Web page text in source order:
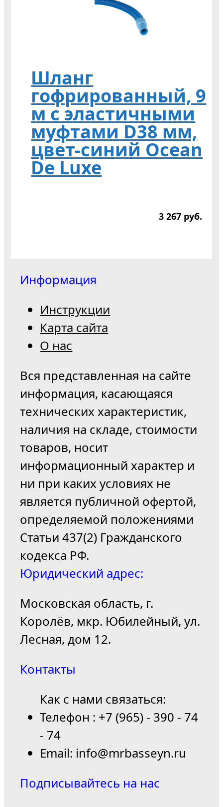
Шланг
гофрированный, 9
м с эластичными
муфтами D38 мм,
цвет-синий Ocean
De Luxe
3 267 руб.
Информация
Инструкции
Карта сайта
О нас
Вся представленная на сайте
информация, касающаяся
технических характеристик,
наличия на складе, стоимости
товаров, носит
информационный характер и
ни при каких условиях не
является публичной офертой,
определяемой положениями
Статьи 437(2) Гражданского
кодекса РФ.
Юридический адрес:
Московская область, г.
Королёв, мкр. Юбилейный, ул.
Лесная, дом 12.
Контакты
Как с нами связаться:
Телефон : +7 (965) - 390 - 74
- 74
Email: info@mrbasseyn.ru
Подписывайтесь на нас